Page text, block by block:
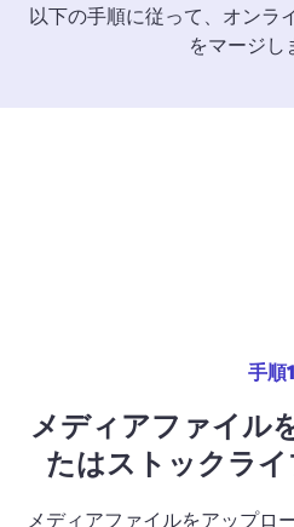
以下の手順に従って、オンラ
をマージし
手順1
メディアファイル
たはストックラ
メディアファイルをアップロ